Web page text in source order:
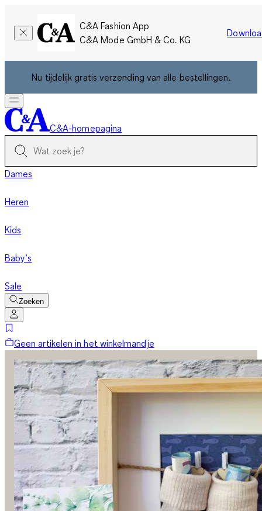
C&A Fashion App
C&A Mode GmbH & Co. KG
Nu tijdelijk gratis verzending van alle bestellingen.
C&A-homepagina
Dames
Heren
Kids
Baby’s
Sale
Zoeken
Geen artikelen in het winkelmandje